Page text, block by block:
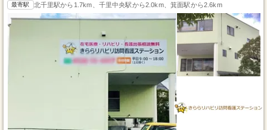
最寄駅 北千里駅から1.7km、千里中央駅から2.0km、箕面駅から2.6km